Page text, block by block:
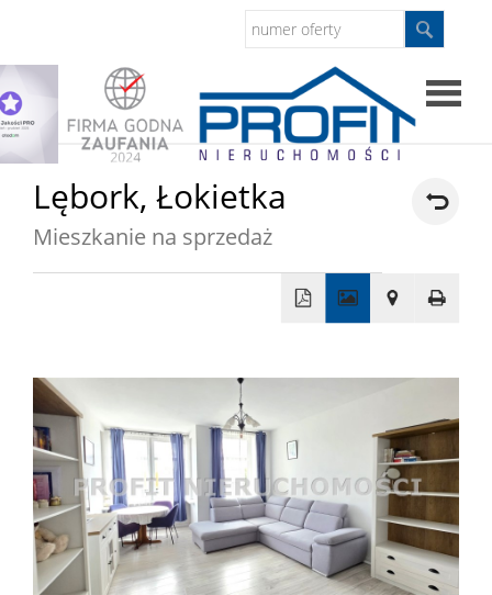
Dzialki
Lokale
Lębork, Łokietka
Mieszkanie na sprzedaż
−